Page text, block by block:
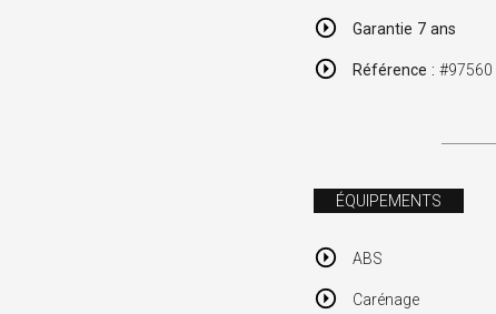
Garantie 7 ans
Référence : #97560
ÉQUIPEMENTS
ABS
Carénage